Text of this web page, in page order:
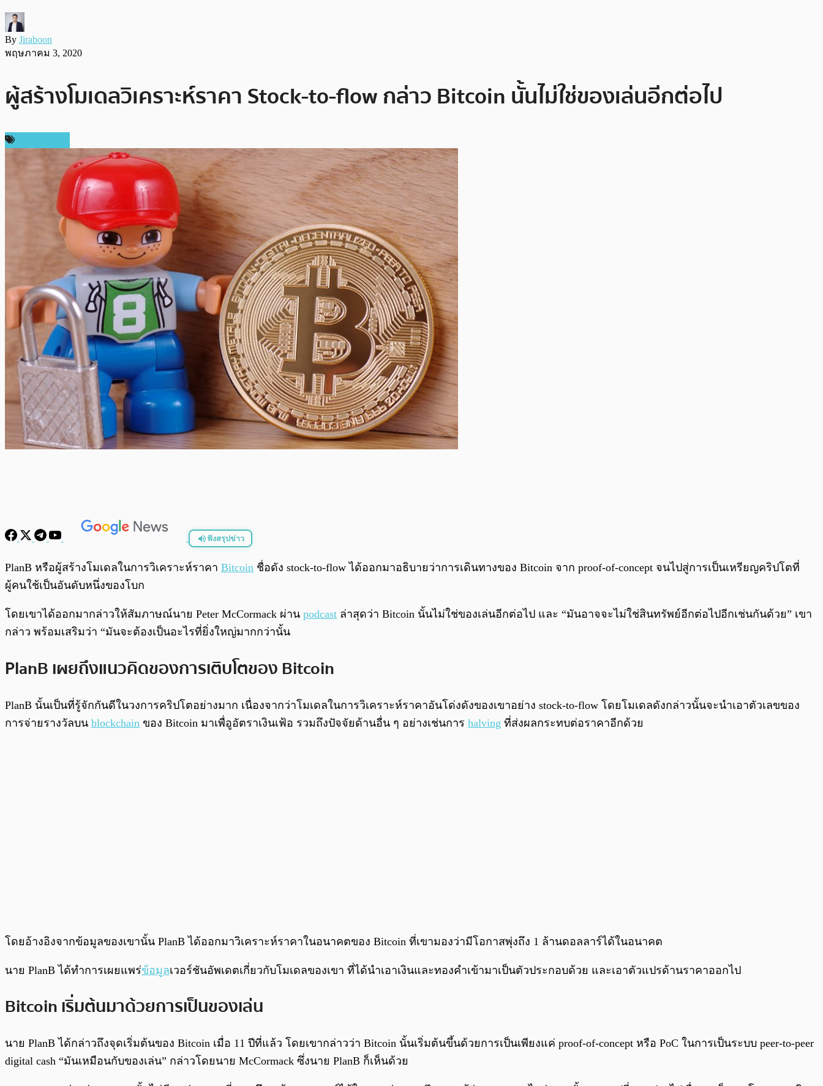
By Jiraboon
พฤษภาคม 3, 2020
ผู้สร้างโมเดลวิเคราะห์ราคา Stock-to-flow กล่าว Bitcoin นั้นไม่ใช่ของเล่นอีกต่อไป
ฟังสรุปข่าว
พร้อมเล่น 0:00 0:00
PlanB หรือผู้สร้างโมเดลในการวิเคราะห์ราคา Bitcoin ชื่อดัง stock-to-flow ได้ออกมาอธิบายว่าการเดินทางของ Bitcoin จาก proof-of-concept จนไปสู่การเป็นเหรียญคริปโตที่
ผู้คนใช้เป็นอันดับหนึ่งของโบก
โดยเขาได้ออกมากล่าวให้สัมภาษณ์นาย Peter McCormack ผ่าน podcast ล่าสุดว่า Bitcoin นั้นไม่ใช่ของเล่นอีกต่อไป และ “มันอาจจะไม่ใช่สินทรัพย์อีกต่อไปอีกเช่นกันด้วย” เขา
กล่าว พร้อมเสริมว่า “มันจะต้องเป็นอะไรที่ยิ่งใหญ่มากกว่านั้น
PlanB เผยถึงแนวคิดของการเติบโตของ Bitcoin
PlanB นั้นเป็นที่รู้จักกันดีในวงการคริปโตอย่างมาก เนื่องจากว่าโมเดลในการวิเคราะห์ราคาอันโด่งดังของเขาอย่าง stock-to-flow โดยโมเดลดังกล่าวนั้นจะนำเอาตัวเลขของ
การจ่ายรางวัลบน blockchain ของ Bitcoin มาเพื่อูอัตราเงินเฟ้อ รวมถึงปัจจัยด้านอื่น ๆ อย่างเช่นการ halving ที่ส่งผลกระทบต่อราคาอีกด้วย
โดยอ้างอิงจากข้อมูลของเขานั้น PlanB ได้ออกมาวิเคราะห์ราคาในอนาคตของ Bitcoin ที่เขามองว่ามีโอกาสพุ่งถึง 1 ล้านดอลลาร์ได้ในอนาคต
นาย PlanB ได้ทำการเผยแพร่ข้อมูลเวอร์ชันอัพเดตเกี่ยวกับโมเดลของเขา ที่ได้นำเอาเงินและทองคำเข้ามาเป็นตัวประกอบด้วย และเอาตัวแปรด้านราคาออกไป
Bitcoin เริ่มต้นมาด้วยการเป็นของเล่น
นาย PlanB ได้กล่าวถึงจุดเริ่มต้นของ Bitcoin เมื่อ 11 ปีที่แล้ว โดยเขากล่าวว่า Bitcoin นั้นเริ่มต้นขึ้นด้วยการเป็นเพียงแค่ proof-of-concept หรือ PoC ในการเป็นระบบ peer-to-peer
digital cash “มันเหมือนกับของเล่น” กล่าวโดยนาย McCormack ซึ่งนาย PlanB ก็เห็นด้วย